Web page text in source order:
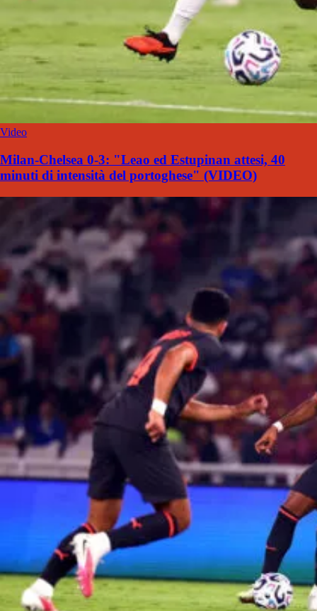
Video
Milan-Chelsea 0-3: "Leao ed Estupinan attesi, 40
minuti di intensità del portoghese" (VIDEO)